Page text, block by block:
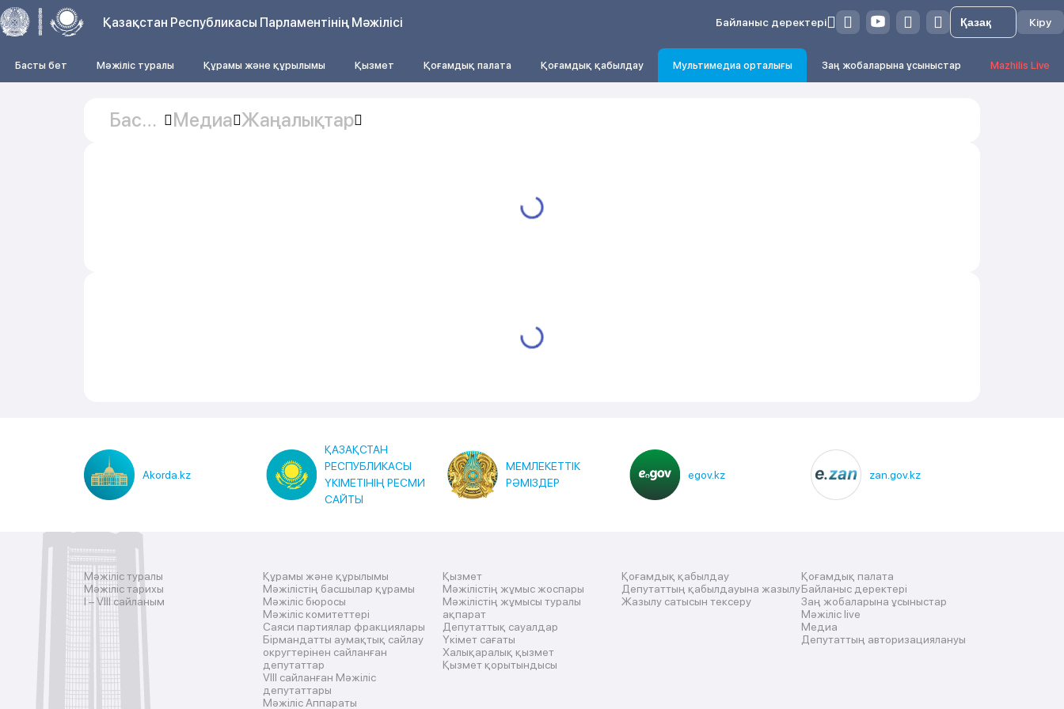
Қазақстан Республикасы Парламентінің Мәжілісі Байланыс деректері Кіру
Басты бет Мәжіліс туралы Құрамы және құрылымы Қызмет Қоғамдық палата Қоғамдық қабылдау Мультимедиа орталығы Заң жобаларына ұсыныстар Mazhilis Live
Басты
Медиа Жаңалықтар
Akorda.kz
ҚАЗАҚСТАН
РЕСПУБЛИКАСЫ
ҮКІМЕТІНІҢ РЕСМИ
САЙТЫ
МЕМЛЕКЕТТІК
РӘМІЗДЕР
egov.kz zan.gov.kz
Мәжіліс туралы
Мәжіліс тарихы
I – VIII сайланым
Құрамы және құрылымы
Мәжілістің басшылар құрамы
Мәжіліс бюросы
Мәжіліс комитеттері
Саяси партиялар фракциялары
Бірмандатты аумақтық сайлау
округтерінен сайланған
депутаттар
VIII сайланған Мәжіліс
депутаттары
Мәжіліс Аппараты
Қызмет
Мәжілістің жұмыс жоспары
Мәжілістің жұмысы туралы
ақпарат
Депутаттық сауалдар
Үкімет сағаты
Халықаралық қызмет
Қызмет қорытындысы
Қоғамдық қабылдау
Депутаттың қабылдауына жазылу
Жазылу сатысын тексеру
Қоғамдық палата
Байланыс деректері
Заң жобаларына ұсыныстар
Мәжіліс live
Медиа
Депутаттың авторизациялануы